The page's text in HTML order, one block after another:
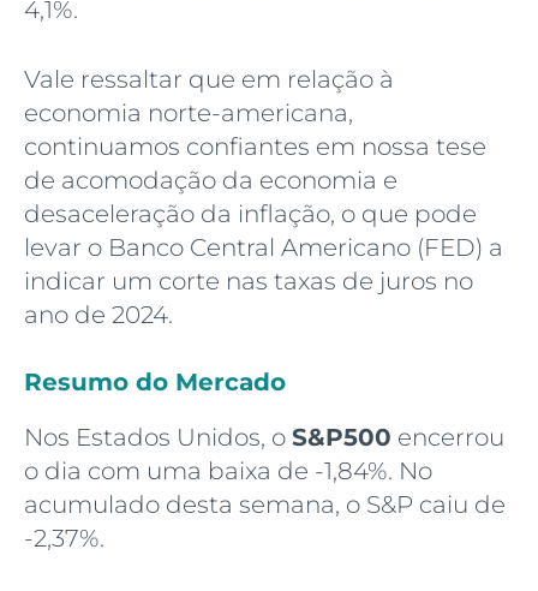
4,1%.
Vale ressaltar que em relação à
economia norte-americana,
continuamos confiantes em nossa tese
de acomodação da economia e
desaceleração da inflação, o que pode
levar o Banco Central Americano (FED) a
indicar um corte nas taxas de juros no
ano de 2024.
Resumo do Mercado
Nos Estados Unidos, o S&P500 encerrou
o dia com uma baixa de -1,84%. No
acumulado desta semana, o S&P caiu de
-2,37%.